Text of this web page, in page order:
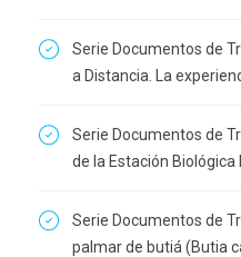
Serie Documentos de
a Distancia. La
Serie Documentos de
de la Estación Biológica
Serie Documentos de
palmar de butiá (Butia